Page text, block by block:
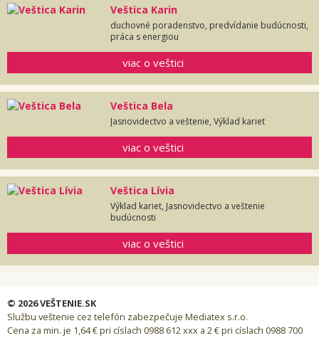
Veštica Karin
duchovné poradenstvo, predvídanie budúcnosti,
práca s energiou
viac o veštici
Veštica Bela
Jasnovidectvo a veštenie, Výklad kariet
viac o veštici
Veštica Lívia
Výklad kariet, Jasnovidectvo a veštenie
budúcnosti
viac o veštici
© 2026 VEŠTENIE.SK
Službu veštenie cez telefón zabezpečuje Mediatex s.r.o.
Cena za min. je 1,64 € pri císlach 0988 612 xxx a 2 € pri císlach 0988 700